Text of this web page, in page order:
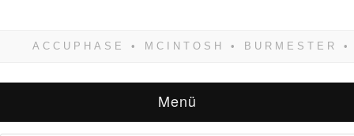
zwangsläufig siegen! Und noch was: Hifi
Menü